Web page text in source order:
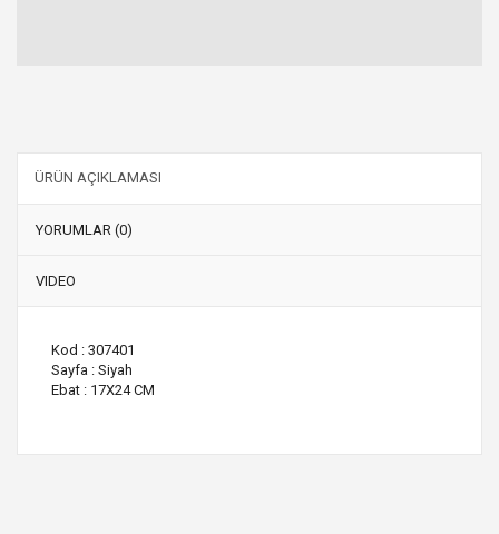
ÜRÜN AÇIKLAMASI
YORUMLAR (0)
VIDEO
Kod : 307401
Sayfa : Siyah
Ebat : 17X24 CM